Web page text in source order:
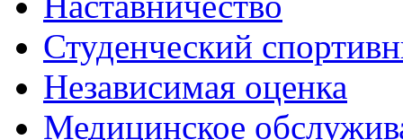
Студенческий
Независимая оценка
Медицинское